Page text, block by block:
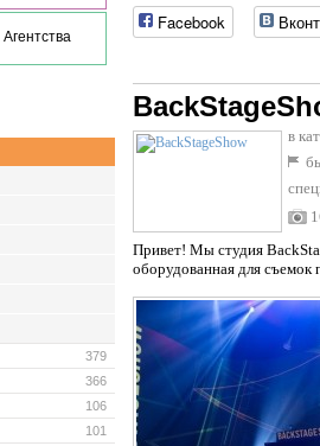
Агентства
379
366
106
101
Facebook
в
Привет! Мы студия
оборудованная для съемок